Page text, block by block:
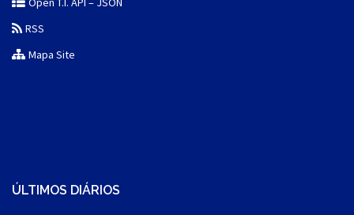
RSS
Mapa Site
ÚLTIMOS DIÁRIOS